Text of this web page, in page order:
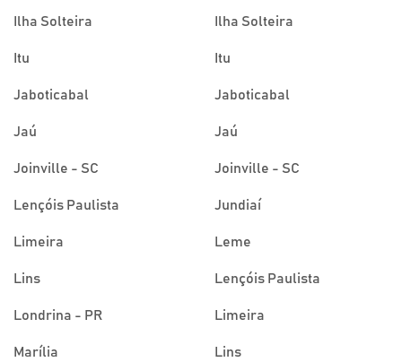
Ilha Solteira
Itu
Jaboticabal
Jaú
Joinville - SC
Lençóis Paulista
Limeira
Lins
Londrina - PR
Marília
Ilha Solteira
Itu
Jaboticabal
Jaú
Joinville - SC
Jundiaí
Leme
Lençóis Paulista
Limeira
Lins